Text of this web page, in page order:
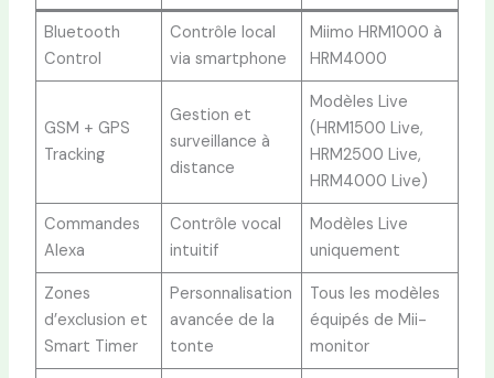
Bluetooth
Control
Contrôle local
via smartphone
Miimo HRM1000 à
HRM4000
GSM + GPS
Tracking
Gestion et
surveillance à
distance
Modèles Live
(HRM1500 Live,
HRM2500 Live,
HRM4000 Live)
Commandes
Alexa
Contrôle vocal
intuitif
Modèles Live
uniquement
Zones
d’exclusion et
Smart Timer
Personnalisation
avancée de la
tonte
Tous les modèles
équipés de Mii-
monitor